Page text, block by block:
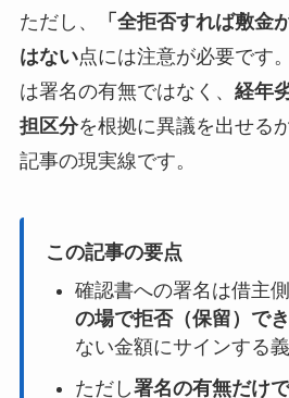
ただし、
「全拒否すれば敷金
はない点には注意が必要です
は署名の有無ではなく、 経年
担区分を根拠に異議を出せる
記事の現実線です。
この記事の要点
確認書への署名は借主
の場で拒否（保留）で
ない金額にサインする
ただし署名の有無だけ